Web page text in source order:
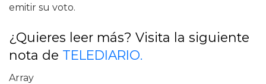
emitir su voto.
¿Quieres leer más? Visita la siguiente
nota de TELEDIARIO.
Array